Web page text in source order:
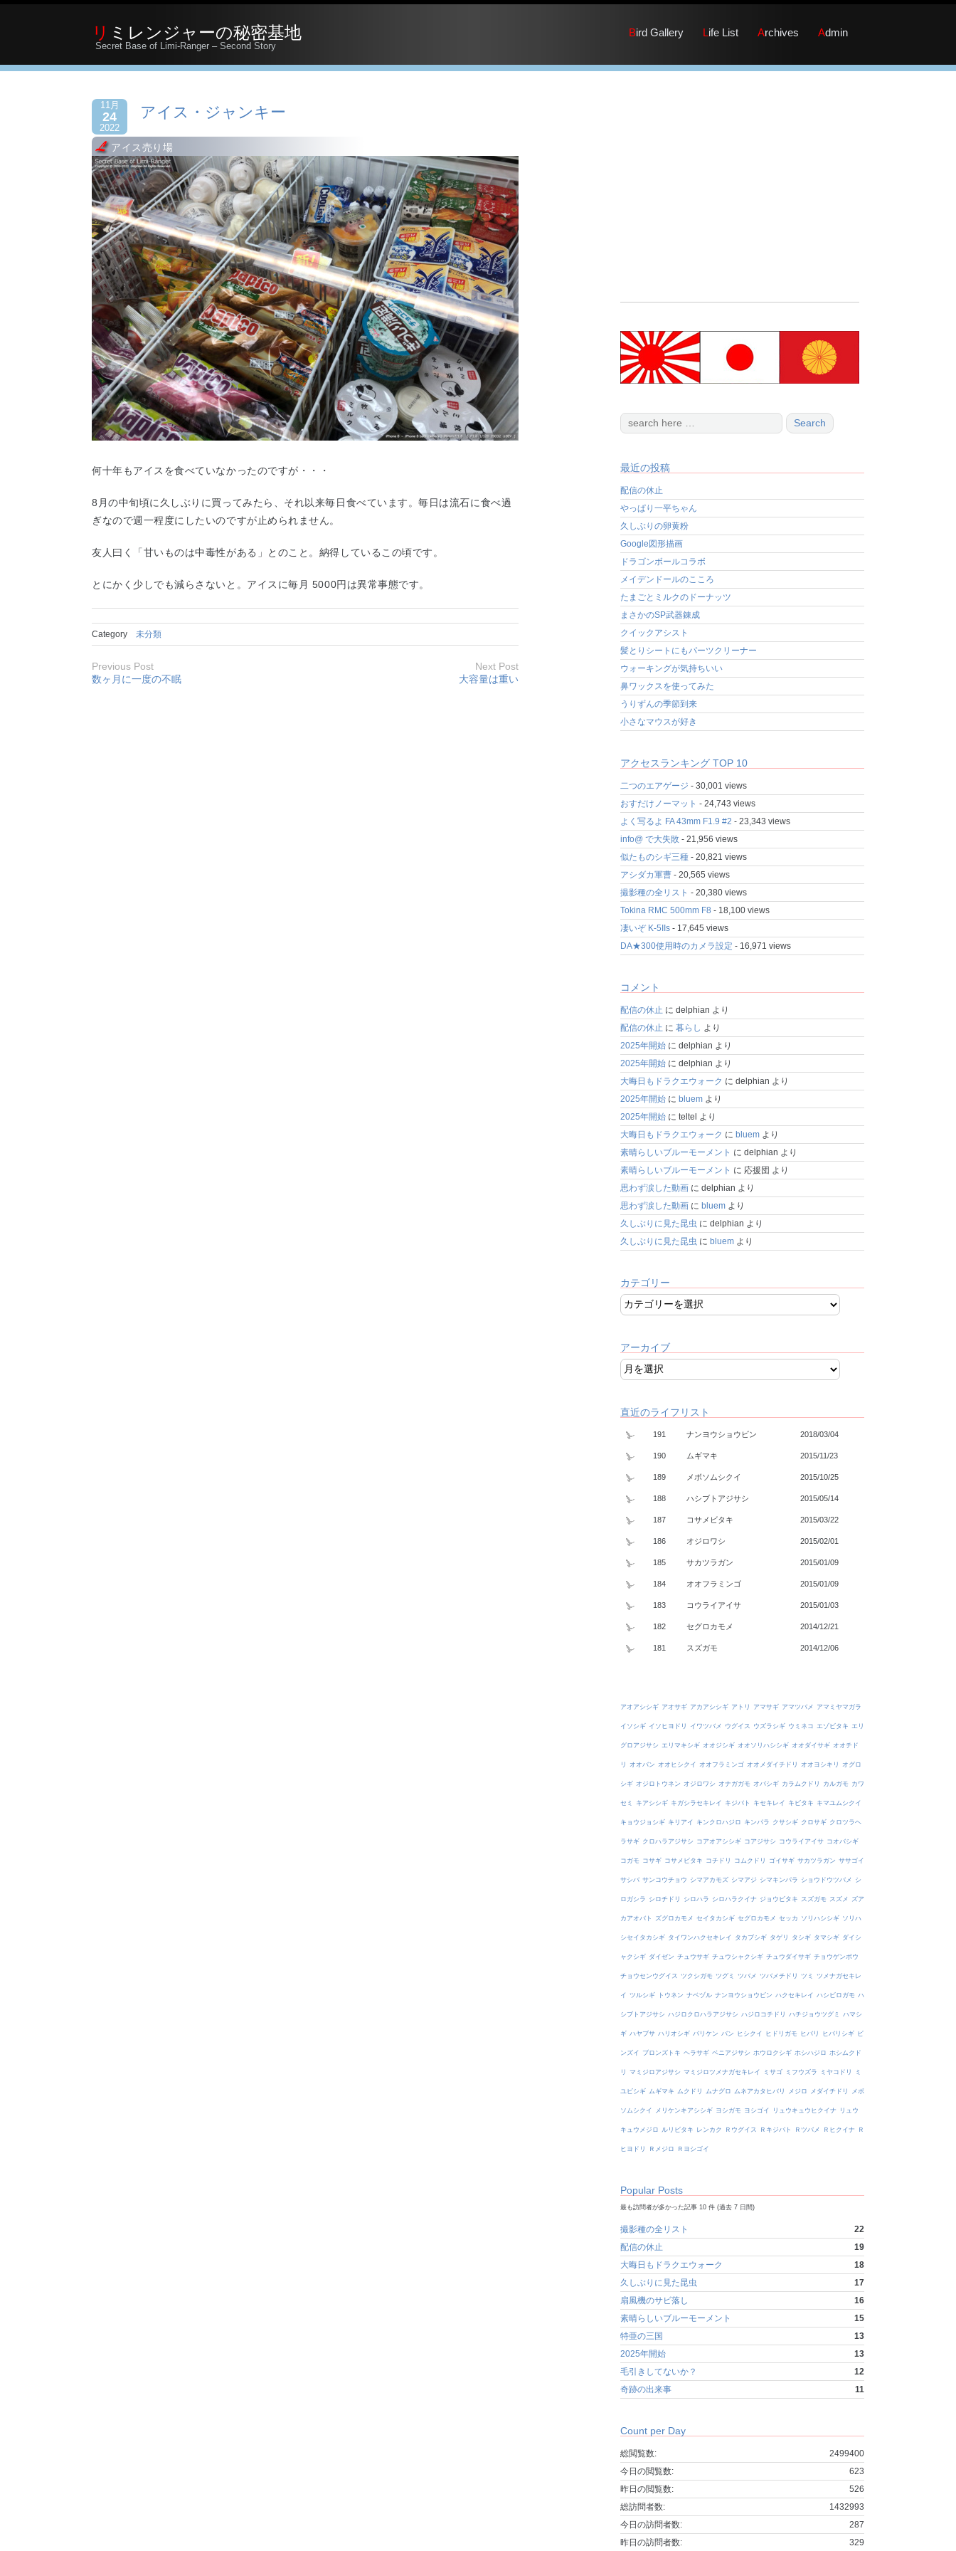
リミレンジャーの秘密基地
Secret Base of Limi-Ranger – Second Story
Bird Gallery Life List Archives Admin
11月
24
2022
アイス・ジャンキー
アイス売り場
何十年もアイスを食べていなかったのですが・・・
8月の中旬頃に久しぶりに買ってみたら、それ以来毎日食べています。毎日は流石に食べ過
ぎなので週一程度にしたいのですが止められません。
友人曰く「甘いものは中毒性がある」とのこと。納得しているこの頃です。
とにかく少しでも減らさないと。アイスに毎月 5000円は異常事態です。
Category 未分類
Previous Post
数ヶ月に一度の不眠
Next Post
大容量は重い
最近の投稿
配信の休止
やっぱり一平ちゃん
久しぶりの卵黄粉
Google図形描画
ドラゴンボールコラボ
メイデンドールのこころ
たまごとミルクのドーナッツ
まさかのSP武器錬成
クイックアシスト
髪とりシートにもパーツクリーナー
ウォーキングが気持ちいい
鼻ワックスを使ってみた
うりずんの季節到来
小さなマウスが好き
アクセスランキング TOP 10
二つのエアゲージ - 30,001 views
おすだけノーマット - 24,743 views
よく写るよ FA 43mm F1.9 #2 - 23,343 views
info@ で大失敗- 21,956 views
似たものシギ三種- 20,821 views
アシダカ軍曹- 20,565 views
撮影種の全リスト - 20,380 views
Tokina RMC 500mm F8 - 18,100 views
凄いぞ K-5IIs- 17,645 views
DA★300使用時のカメラ設定 - 16,971 views
コメント
配信の休止 に delphian より
配信の休止 に 暮らし より
2025年開始に delphian より
2025年開始に delphian より
大晦日もドラクエウォーク に delphian より
2025年開始に bluemより
2025年開始に teltel より
大晦日もドラクエウォーク に bluemより
素晴らしいブルーモーメント に delphian より
素晴らしいブルーモーメント に 応援団 より
思わず涙した動画に delphian より
思わず涙した動画に bluemより
久しぶりに見た昆虫 に delphian より
久しぶりに見た昆虫 に bluemより
カテゴリー
アーカイブ
直近のライフリスト
191 ナンヨウショウビン 2018/03/04
190 ムギマキ 2015/11/23
189 メボソムシクイ 2015/10/25
188 ハシブトアジサシ 2015/05/14
187 コサメビタキ 2015/03/22
186 オジロワシ 2015/02/01
185 サカツラガン 2015/01/09
184 オオフラミンゴ 2015/01/09
183 コウライアイサ 2015/01/03
182 セグロカモメ 2014/12/21
181 スズガモ 2014/12/06
アオアシシギ アオサギ アカアシシギ アトリ アマサギ アマツバメ アマミヤマガラ
イソシギ イソヒヨドリ イワツバメ ウグイス ウズラシギ ウミネコ エゾビタキ エリ
グロアジサシ エリマキシギ オオジシギ オオソリハシシギ オオダイサギ オオチド
リ オオバン オオヒシクイ オオフラミンゴ オオメダイチドリ オオヨシキリ オグロ
シギ オジロトウネン オジロワシ オナガガモ オバシギ カラムクドリ カルガモ カワ
セミ キアシシギ キガシラセキレイ キジバト キセキレイ キビタキ キマユムシクイ
キョウジョシギ キリアイ キンクロハジロ キンパラ クサシギ クロサギ クロツラヘ
ラサギ クロハラアジサシ コアオアシシギ コアジサシ コウライアイサ コオバシギ
コガモ コサギ コサメビタキ コチドリ コムクドリ ゴイサギ サカツラガン ササゴイ
サシバ サンコウチョウ シマアカモズ シマアジ シマキンパラ ショウドウツバメ シ
ロガシラ シロチドリ シロハラ シロハラクイナ ジョウビタキ スズガモ スズメ ズア
カアオバト ズグロカモメ セイタカシギ セグロカモメ セッカ ソリハシシギ ソリハ
シセイタカシギ タイワンハクセキレイ タカブシギ タゲリ タシギ タマシギ ダイシ
ャクシギ ダイゼン チュウサギ チュウシャクシギ チュウダイサギ チョウゲンボウ
チョウセンウグイス ツクシガモ ツグミ ツバメ ツバメチドリ ツミ ツメナガセキレ
イ ツルシギ トウネン ナベヅル ナンヨウショウビン ハクセキレイ ハシビロガモ ハ
シブトアジサシ ハジロクロハラアジサシ ハジロコチドリ ハチジョウツグミ ハマシ
ギ ハヤブサ ハリオシギ バリケン バン ヒシクイ ヒドリガモ ヒバリ ヒバリシギ ビ
ンズイ ブロンズトキ ヘラサギ ベニアジサシ ホウロクシギ ホシハジロ ホシムクド
リ マミジロアジサシ マミジロツメナガセキレイ ミサゴ ミフウズラ ミヤコドリ ミ
ユビシギ ムギマキ ムクドリ ムナグロ ムネアカタヒバリ メジロ メダイチドリ メボ
ソムシクイ メリケンキアシシギ ヨシガモ ヨシゴイ リュウキュウヒクイナ リュウ
キュウメジロ ルリビタキ レンカク Ｒウグイス Ｒキジバト Ｒツバメ Ｒヒクイナ Ｒ
ヒヨドリ Ｒメジロ Ｒヨシゴイ
Popular Posts
最も訪問者が多かった記事 10 件 (過去 7 日間)
撮影種の全リスト
22
配信の休止
19
大晦日もドラクエウォーク
18
久しぶりに見た昆虫
17
扇風機のサビ落し
16
素晴らしいブルーモーメント
15
特亜の三国
13
2025年開始
13
毛引きしてないか？
12
奇跡の出来事
11
Count per Day
2499400
総閲覧数:
623
今日の閲覧数:
526
昨日の閲覧数:
1432993
総訪問者数:
287
今日の訪問者数:
329
昨日の訪問者数: